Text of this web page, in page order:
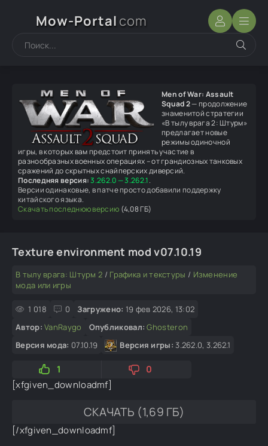
Mow-Portal com
Men of War: Assault
Squad 2— продолжение
знаменитой стратегии
«В тылу врага 2: Штурм»
предлагает новые
режимы одиночной
игры, в которых вам предстоит принять участие в
разнообразных военных операциях – от грандиозных танковых
сражений до скрытных снайперских диверсий.
Последняя версия:3.262.0 — 3.262.1.
Версии одинаковые, в патче просто добавили поддержку
китайского языка.
Скачать последнюю версию (4,08 ГБ)
Texture environment mod v07.10.19
В тылу врага: Штурм 2 / Графика и текстуры / Изменение
мода или игры
1 018 0 Загружено: 19 фев 2026, 13:02
Автор: VanRaygo Опубликовал: Ghosteron
Версия мода: 07.10.19 Версия игры: 3.262.0, 3.262.1
1
0
[xfgiven_downloadmf]
СКАЧАТЬ (1,69 ГБ)
[/xfgiven_downloadmf]